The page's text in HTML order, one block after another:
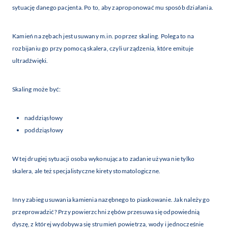
sytuację danego pacjenta. Po to, aby zaproponować mu sposób działania.
Kamień na zębach jest usuwany m.in. poprzez skaling. Polega to na
rozbijaniu go przy pomocą skalera, czyli urządzenia, które emituje
ultradźwięki.
Skaling może być:
naddziąsłowy
poddziąsłowy
W tej drugiej sytuacji osoba wykonująca to zadanie używa nie tylko
skalera, ale też specjalistyczne kirety stomatologiczne.
Inny zabieg usuwania kamienia nazębnego to piaskowanie. Jak należy go
przeprowadzić? Przy powierzchni zębów przesuwa się odpowiednią
dyszę, z której wydobywa się strumień powietrza, wody i jednocześnie